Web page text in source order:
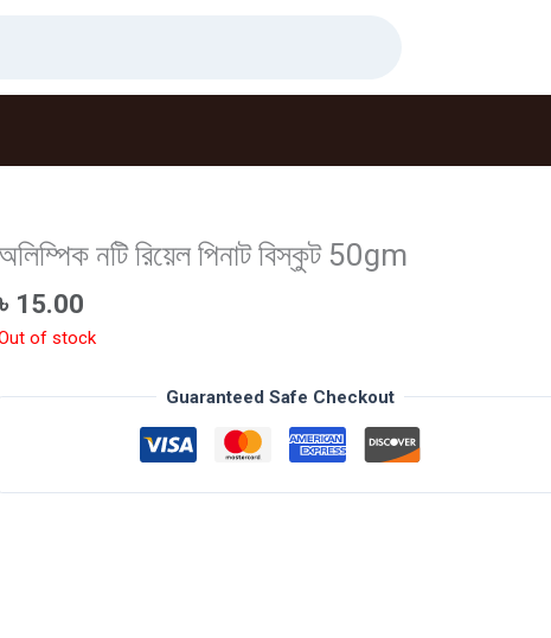
নটি রিয়েল পিনাট বিস্কুট 50gm
15.00
of stock
Guaranteed Safe Checkout